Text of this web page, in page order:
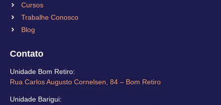
Cursos
Trabalhe Conosco
Blog
Contato
Unidade Bom Retiro​:
Rua Carlos Augusto Cornelsen, 84 – Bom Retiro​
Unidade Barigui: